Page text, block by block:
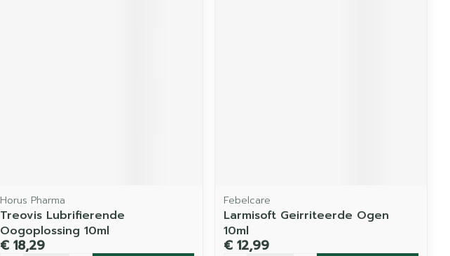
Horus Pharma
Treovis Lubrifierende
Oogoplossing 10ml
€ 18,29
Febelcare
Larmisoft Geirriteerde Ogen
10ml
€ 12,99